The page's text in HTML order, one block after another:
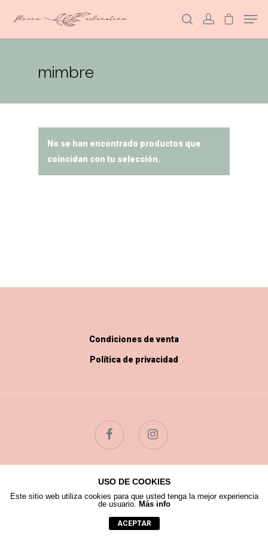
Hit enter to search or ESC to close
mimbre
No se han encontrado productos que
coincidan con tu selección.
Condiciones de venta
Política de privacidad
© 2026 Flores Silvestres.
USO DE COOKIES
Este sitio web utiliza cookies para que usted tenga la mejor experiencia
de usuario. Más info
ACEPTAR